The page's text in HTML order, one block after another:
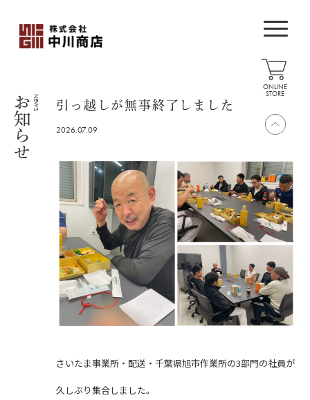
ONLINE
STORE
NEWS
お知らせ 引っ越しが無事終了しました
2026.07.09
さいたま事業所・配送・千葉県旭市作業所の3部門の社員が
久しぶり集合しました。